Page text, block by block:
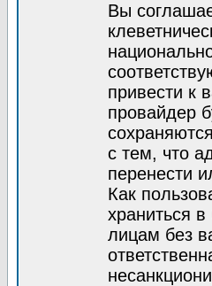
Вы
привести к
провайдер
с тем, что
перенести
Как
храниться
лицам без